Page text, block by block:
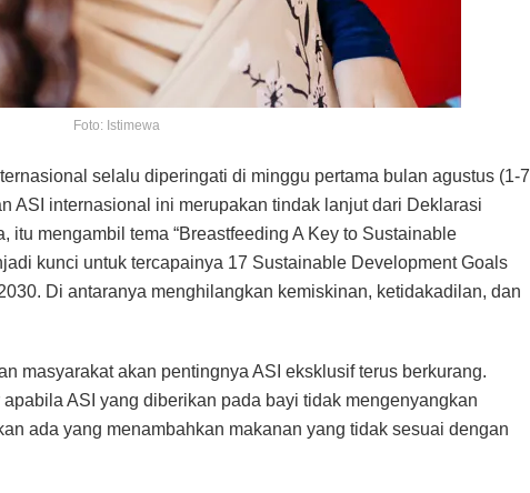
Foto: Istimewa
selalu diperingati di minggu pertama bulan agustus (1-7
ASI internasional ini merupakan tindak lanjut dari Deklarasi
itu mengambil tema “Breastfeeding A Key to Sustainable
kunci untuk tercapainya 17 Sustainable Development Goals
Di antaranya menghilangkan kemiskinan, ketidakadilan, dan
masyarakat akan pentingnya ASI eksklusif terus berkurang.
ASI yang diberikan pada bayi tidak mengenyangkan
ada yang menambahkan makanan yang tidak sesuai dengan